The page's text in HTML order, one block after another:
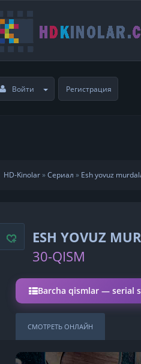
Войти Регистрация
HD-Kinolar»Сериал » Esh yovuz
ESH YOVUZ
30-QISM
Barcha qismlar — serial
СМОТРЕТЬ ОНЛАЙН